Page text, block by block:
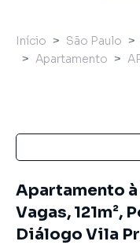
Início São Paulo
Apartamento
Apartamento à
Vagas, 121m²,
Diálogo Vila